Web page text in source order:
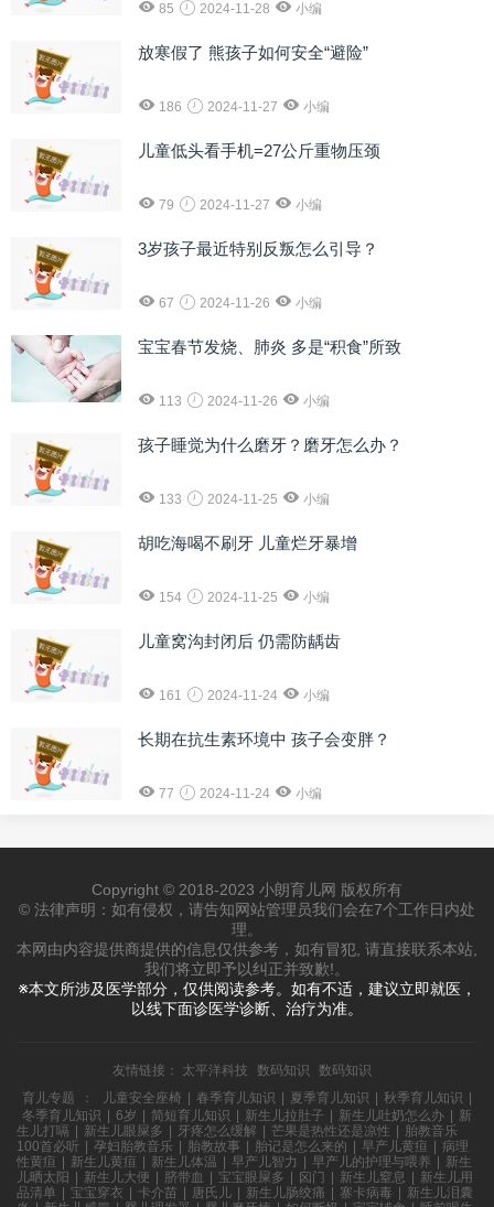
85 2024-11-28 小编
放寒假了 熊孩子如何安全“避险”
186 2024-11-27 小编
儿童低头看手机=27公斤重物压颈
79 2024-11-27 小编
3岁孩子最近特别反叛怎么引导？
67 2024-11-26 小编
宝宝春节发烧、肺炎 多是“积食”所致
113 2024-11-26 小编
孩子睡觉为什么磨牙？磨牙怎么办？
133 2024-11-25 小编
胡吃海喝不刷牙 儿童烂牙暴增
154 2024-11-25 小编
儿童窝沟封闭后 仍需防龋齿
161 2024-11-24 小编
长期在抗生素环境中 孩子会变胖？
77 2024-11-24 小编
Copyright © 2018-2023 小朗育儿网 版权所有
© 法律声明：如有侵权，请告知网站管理员我们会在7个工作日内处
理。
本网由内容提供商提供的信息仅供参考，如有冒犯, 请直接联系本站,
我们将立即予以纠正并致歉!。
※本文所涉及医学部分，仅供阅读参考。如有不适，建议立即就医，
以线下面诊医学诊断、治疗为准。
友情链接： 太平洋科技 数码知识
数码知识
育儿专题
： 儿童安全座椅 春季育儿知识 夏季育儿知识 秋季育儿知识
冬季育儿知识
6岁 简短育儿知识 新生儿拉肚子 新生儿吐奶怎么办
新
生儿打嗝
新生儿眼屎多 牙疼怎么缓解 芒果是热性还是凉性
胎教音乐
100首必听
孕妇胎教音乐 胎教故事 胎记是怎么来的 早产儿黄疸
病理
性黄疸
新生儿黄疸 新生儿体温 早产儿智力 早产儿的护理与喂养
新生
儿晒太阳
新生儿大便 脐带血 宝宝眼屎多 囟门 新生儿窒息
新生儿用
品清单
宝宝穿衣 卡介苗 唐氏儿 新生儿肠绞痛 寨卡病毒
新生儿泪囊